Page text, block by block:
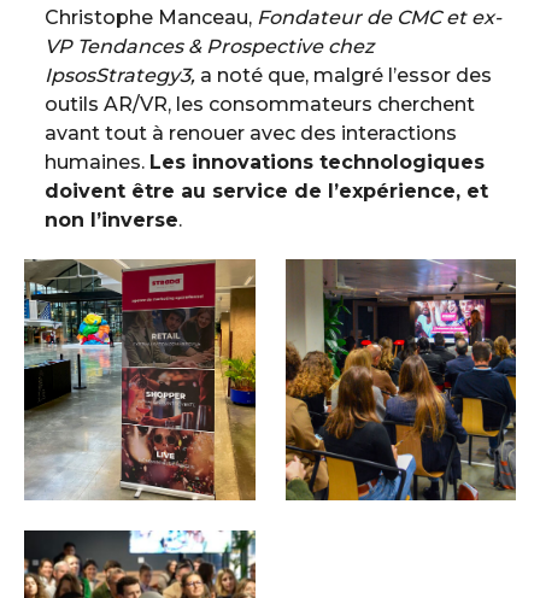
Christophe Manceau, Fondateur de CMC et ex-
VP Tendances & Prospective chez
IpsosStrategy3, a noté que, malgré l’essor des
outils AR/VR, les consommateurs cherchent
avant tout à renouer avec des interactions
humaines. Les innovations technologiques
doivent être au service de l’expérience, et
non l’inverse.